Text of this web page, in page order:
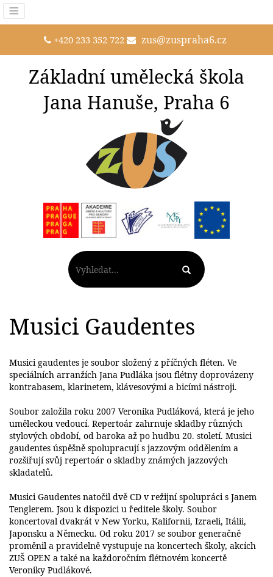
+420 233 352 722 zus@zuspraha6.cz
Základní umělecká škola
Jana Hanuše, Praha 6
Musici Gaudentes
Musici gaudentes je soubor složený z příčných fléten. Ve
speciálních arranžích Jana Pudláka jsou flétny doprovázeny
kontrabasem, klarinetem, klávesovými a bicími nástroji.
Soubor založila roku 2007 Veronika Pudláková, která je jeho
uměleckou vedoucí. Repertoár zahrnuje skladby různých
stylových období, od baroka až po hudbu 20. století. Musici
gaudentes úspěšně spolupracují s jazzovým oddělením a
rozšiřují svůj repertoár o skladby známých jazzových
skladatelů.
Musici Gaudentes natočil dvě CD v režijní spolupráci s Janem
Tenglerem. Jsou k dispozici u ředitele školy. Soubor
koncertoval dvakrát v New Yorku, Kalifornii, Izraeli, Itálii,
Japonsku a Německu. Od roku 2017 se soubor generačně
proměnil a pravidelně vystupuje na koncertech školy, akcích
ZUŠ OPEN a také na každoročním flétnovém koncertě
Veroniky Pudlákové.